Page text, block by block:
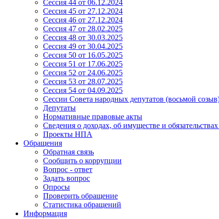
Сессия 44 от 06.12.2024
Сессия 45 от 27.12.2024
Сессия 46 от 27.12.2024
Сессия 47 от 28.02.2025
Сессия 48 от 30.03.2025
Сессия 49 от 30.04.2025
Сессия 50 от 16.05.2025
Сессия 51 от 17.06.2025
Сессия 52 от 24.06.2025
Сессия 53 от 28.07.2025
Сессия 54 от 04.09.2025
Сессии Совета народных депутатов (восьмой
Депутаты
Нормативные правовые акты
Сведения о доходах, об имуществе и
Проекты НПА
Обращения
Обратная связь
Сообщить о коррупции
Вопрос - ответ
Задать вопрос
Опросы
Проверить обращение
Статистика обращений
Информация